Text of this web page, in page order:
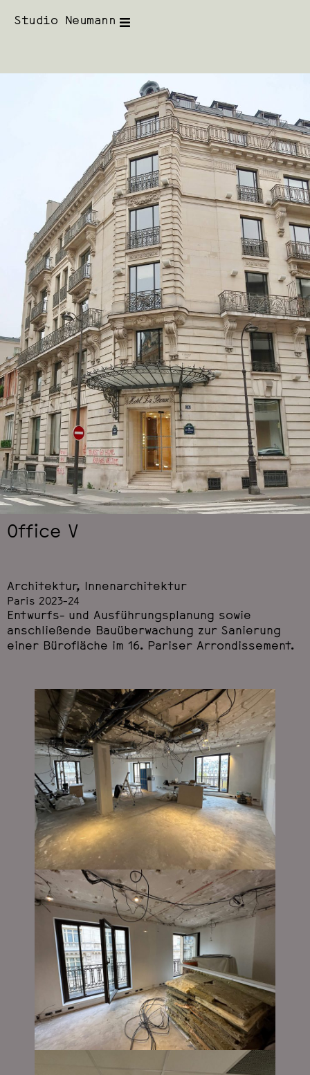
Studio Neumann
Office V
Architektur, Innenarchitektur
Paris 2023-24
Entwurfs- und Ausführungsplanung sowie
anschließende Bauüberwachung zur Sanierung
einer Bürofläche im 16. Pariser Arrondissement.